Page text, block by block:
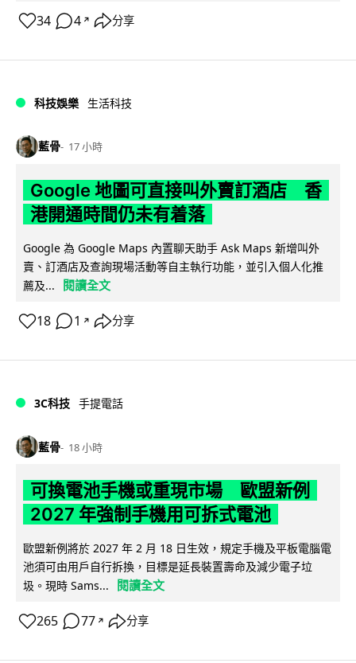
34 4 ↗ 分享
科技娛樂 生活科技
藍骨 17 小時
Google 地圖可直接叫外賣訂酒店 香
港開通時間仍未有着落
Google 為 Google Maps 內置聊天助手 Ask Maps 新增叫外
賣、訂酒店及查詢現場活動等自主執行功能，並引入個人化推
薦及...
閱讀全文
18 1 ↗ 分享
3C科技 手提電話
藍骨 18 小時
可換電池手機或重現市場 歐盟新例
2027 年強制手機用可拆式電池
歐盟新例將於 2027 年 2 月 18 日生效，規定手機及平板電腦電
池須可由用戶自行拆換，目標是延長裝置壽命及減少電子垃
圾。現時 Sams...
閱讀全文
265 77 ↗ 分享